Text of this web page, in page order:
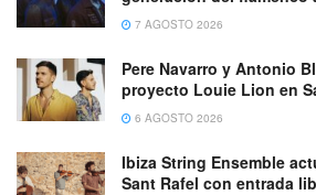
7 AGOSTO 2026
Pere Navarro y Antonio
proyecto Louie Lion en
6 AGOSTO 2026
Ibiza String Ensemble
Sant Rafel con entrada